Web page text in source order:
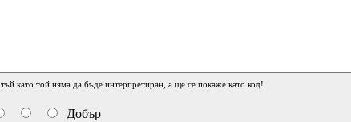
като той няма да бъде интерпретиран, а ще се покаже като код!
Добър